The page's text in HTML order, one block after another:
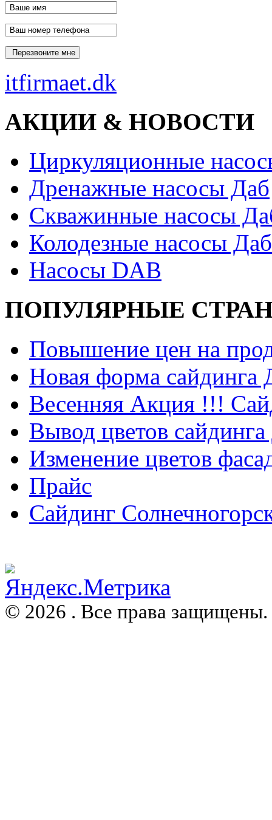
itfirmaet.dk
АКЦИИ & НОВОСТИ
Циркуляционные
Дренажные насосы Даб
Скважинные насосы
Колодезные насосы Даб
Насосы DAB
ПОПУЛЯРНЫЕ
Повышение цен на
Новая форма
Весенняя Акция !!!
Вывод цветов
Изменение цветов
Прайс
Сайдинг
© 2026 . Все права